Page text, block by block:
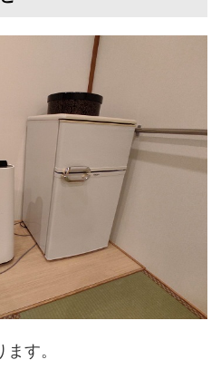
す。